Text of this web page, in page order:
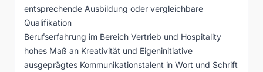
entsprechende Ausbildung oder vergleichbare
Qualifikation
Berufserfahrung im Bereich Vertrieb und Hospitality
hohes Maß an Kreativität und Eigeninitiative
ausgeprägtes Kommunikationstalent in Wort und Schrift